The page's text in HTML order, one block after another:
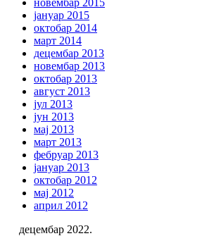
новембар 2015
јануар 2015
октобар 2014
март 2014
децембар 2013
новембар 2013
октобар 2013
август 2013
јул 2013
јун 2013
мај 2013
март 2013
фебруар 2013
јануар 2013
октобар 2012
мај 2012
април 2012
децембар 2022.